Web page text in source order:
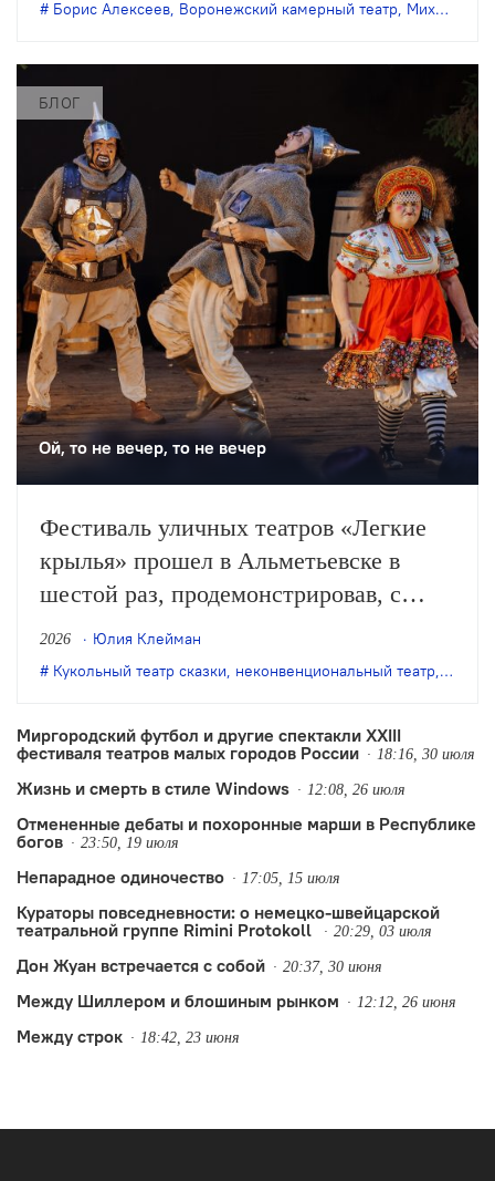
деятельность – феноменом
постоянного обновления сценического
искусства. Елена Лебедева вспоминает
главные события в истории этого
театра.
Борис Алексеев, Воронежский камерный театр, Михаил Бычков
БЛОГ
Ой, то не вечер, то не вечер
Фестиваль уличных театров «Легкие
крылья» прошел в Альметьевске в
шестой раз, продемонстрировав, с
одной стороны, особое качество
выращенной фестивалем аудитории, с
тренды.
2026
Юлия Клейман
Кукольный театр сказки, неконвенциональный театр, театр
Миргородский футбол и другие спектакли XXIII
фестиваля театров малых городов России
18:16, 30 июля
Жизнь и смерть в стиле Windows 12:08, 26 июля
Отмененные дебаты и похоронные марши в Республике
богов
23:50, 19 июля
Непарадное одиночество 17:05, 15 июля
Кураторы повседневности: о немецко-швейцарской
театральной группе Rimini Protokoll
20:29, 03 июля
Дон Жуан встречается с собой 20:37, 30 июня
Между Шиллером и блошиным рынком 12:12, 26 июня
Между строк 18:42, 23 июня